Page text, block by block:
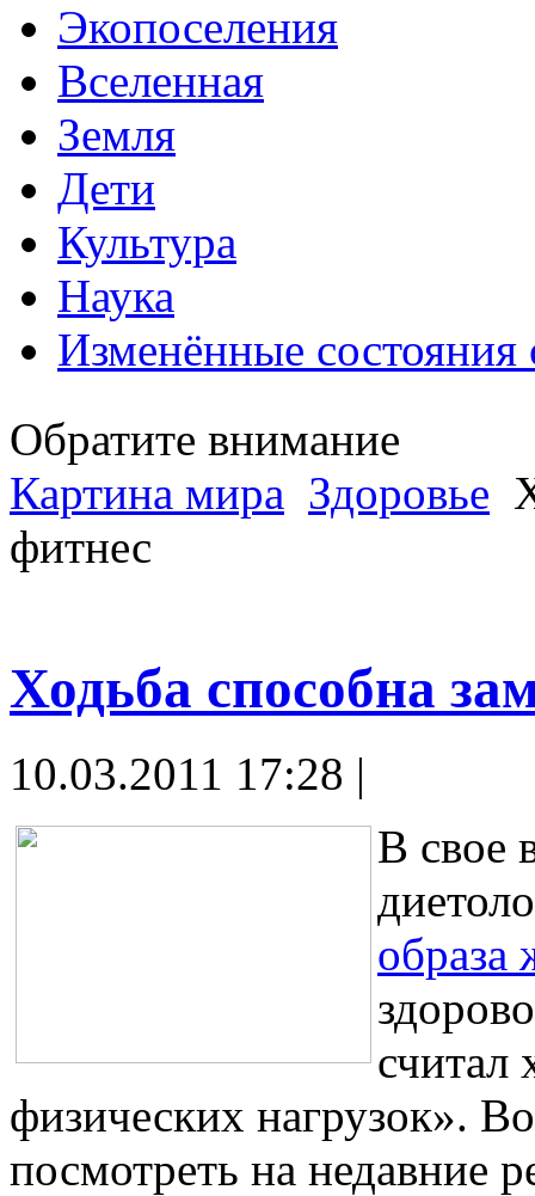
Экопоселения
Вселенная
Земля
Дети
Культура
Наука
Изменённые состояния
Обратите внимание
Картина мира Здоровье
фитнес
Ходьба способна
10.03.2011 17:28 |
В свое
образа
считал
физических нагрузок».
посмотреть на недавние